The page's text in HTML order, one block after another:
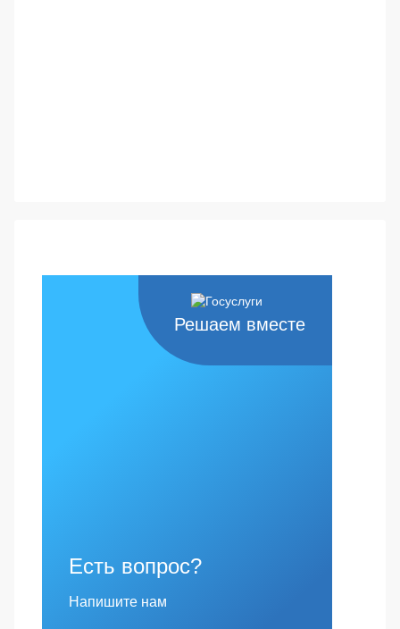
Решаем вместе
Есть вопрос?
Напишите нам